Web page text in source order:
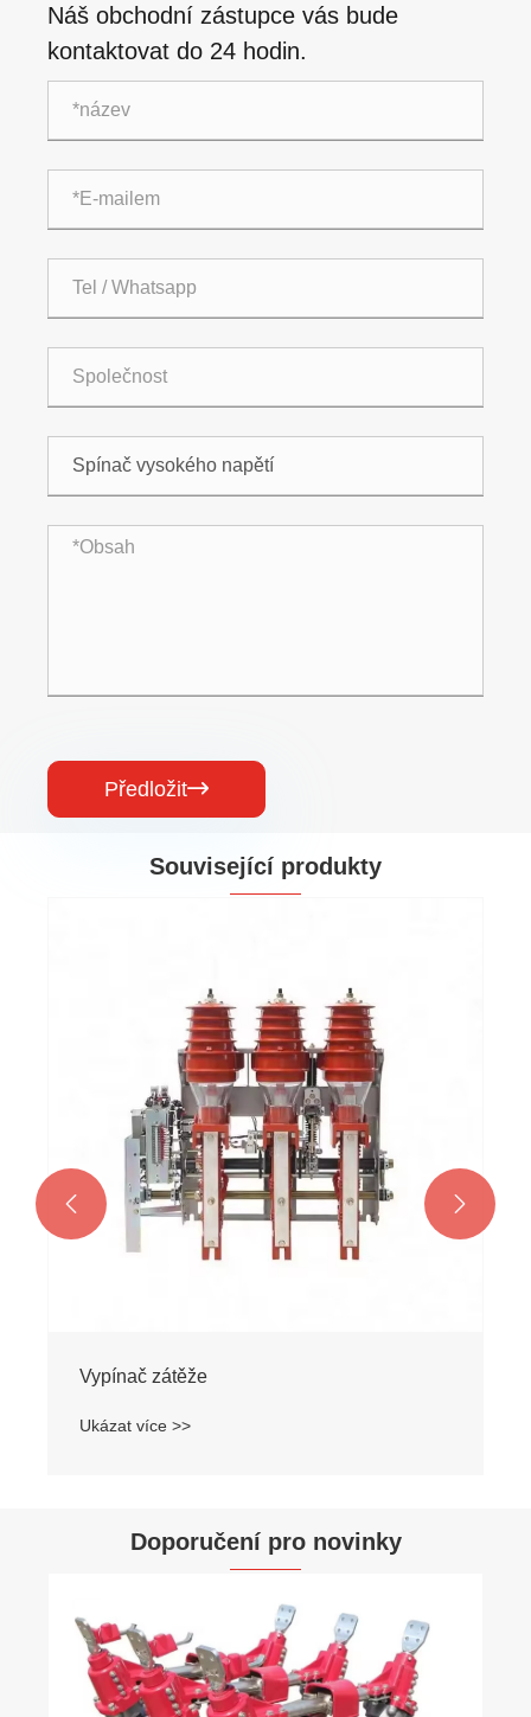
Náš obchodní zástupce vás bude
kontaktovat do 24 hodin.
Předložit
Související produkty
Ukázat více >>
 
Doporučení pro novinky
Jak používat distribuční transformátor?
Ukázat více >>